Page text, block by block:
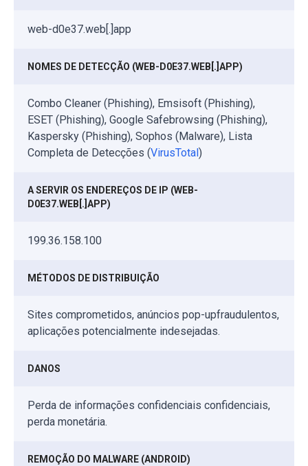
web-d0e37.web[.]app
NOMES DE DETECÇÃO (WEB-D0E37.WEB[.]APP)
Combo Cleaner (Phishing), Emsisoft (Phishing),
ESET (Phishing), Google Safebrowsing (Phishing),
Kaspersky (Phishing), Sophos (Malware), Lista
Completa de Detecções (VirusTotal )
A SERVIR OS ENDEREÇOS DE IP (WEB-
D0E37.WEB[.]APP)
199.36.158.100
MÉTODOS DE DISTRIBUIÇÃO
Sites comprometidos, anúncios pop-upfraudulentos,
aplicações potencialmente indesejadas.
DANOS
Perda de informações confidenciais confidenciais,
perda monetária.
REMOÇÃO DO MALWARE (ANDROID)